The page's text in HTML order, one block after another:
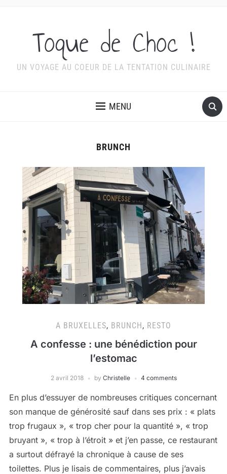
Toque de Choc !
UN VOYAGE AU COEUR DE LA TENTATION CULINAIRE
MENU
BRUNCH
A BRUXELLES, BRUNCH, RESTO
A confesse : une bénédiction pour
l’estomac
2 avril 2018 by Christelle 4 comments
En plus d’essuyer de nombreuses critiques concernant
son manque de générosité sauf dans ses prix : « plats
trop frugaux », « trop cher pour la quantité », « trop
bruyant », « trop à l’étroit » et j’en passe, ce restaurant
a surtout défrayé la chronique à cause de ses
toilettes. Plus je lisais de commentaires, plus j’avais